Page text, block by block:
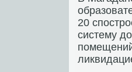
20
систему